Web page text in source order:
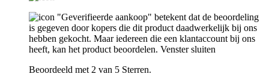
"Geverifieerde aankoop" betekent dat de beoordeling
is gegeven door kopers die dit product daadwerkelijk bij ons
hebben gekocht. Maar iedereen die een klantaccount bij ons
heeft, kan het product beoordelen. Venster sluiten
Beoordeeld met 2 van 5 Sterren.